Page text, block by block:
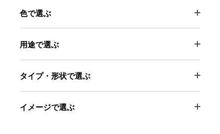
色で選ぶ
用途で選ぶ
タイプ・形状で選ぶ
イメージで選ぶ